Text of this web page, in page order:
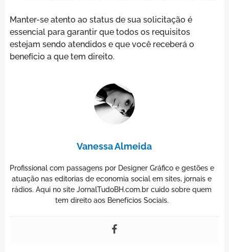
Manter-se atento ao status de sua solicitação é
essencial para garantir que todos os requisitos
estejam sendo atendidos e que você receberá o
benefício a que tem direito.
Vanessa Almeida
Profissional com passagens por Designer Gráfico e gestões e
atuação nas editorias de economia social em sites, jornais e
rádios. Aqui no site JornalTudoBH.com.br cuido sobre quem
tem direito aos Benefícios Sociais.